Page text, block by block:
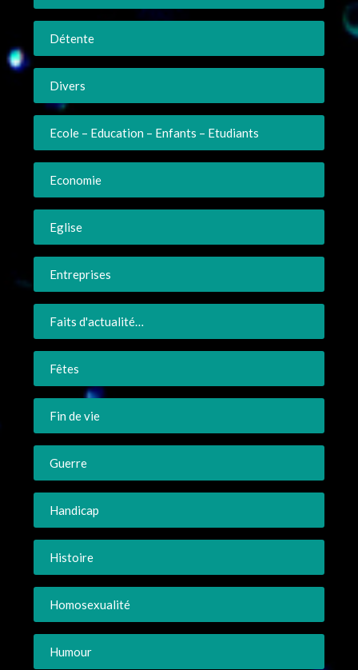
Détente
Divers
Ecole – Education – Enfants – Etudiants
Economie
Eglise
Entreprises
Faits d'actualité…
Fêtes
Fin de vie
Guerre
Handicap
Histoire
Homosexualité
Humour